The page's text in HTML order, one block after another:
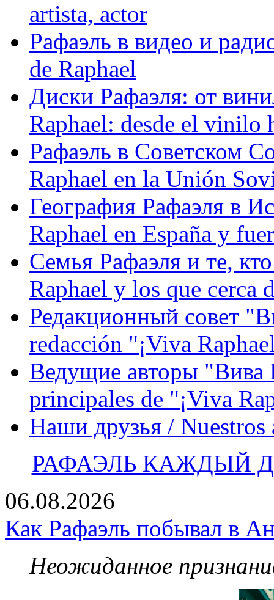
artista, actor
Рафаэль в видео и
de Raphael
Диски Рафаэля: от
Raphael: desde el vinilo
Рафаэль в Советском
Raphael en la Unión
География Рафаэля в
Raphael en España y
Семья Рафаэля и те,
Raphael y los que cerca
Редакционный совет
redacción "¡Viva
Ведущие авторы "Вива
principales de "¡Viva
Наши друзья / Nuestros
РАФАЭЛЬ КАЖДЫЙ
06.08.2026
Как Рафаэль побывал в
Неожиданное